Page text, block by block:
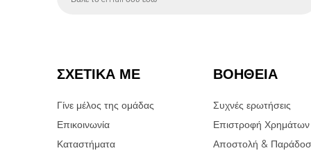
ΣΧΕΤΙΚΑ ΜΕ
Γίνε μέλος της ομάδας
Επικοινωνία
Καταστήματα
ΒΟΗΘΕΙΑ
Συχνές ερωτήσεις
Επιστροφή Χρημάτων
Αποστολή &